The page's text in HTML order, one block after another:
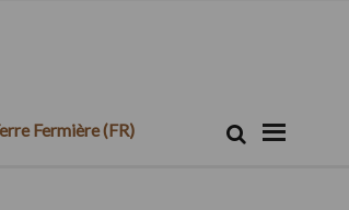
Fermière (FR) Zoek